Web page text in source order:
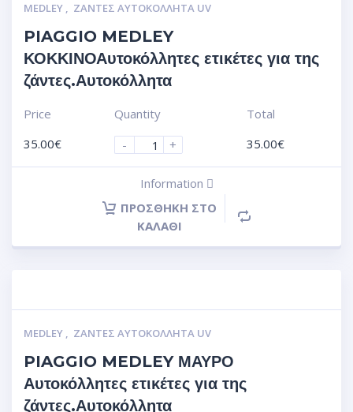
MEDLEY , ΖΆΝΤΕΣ ΑΥΤΟΚΌΛΛΗΤΑ UV
PIAGGIO MEDLEY
ΚΟΚΚΙΝΟΑυτοκόλλητες ετικέτες για της
ζάντες.Αυτοκόλλητα
Price
35.00€
Quantity
-
+
Total
35.00€
Information
ΠΡΟΣΘΉΚΗ ΣΤΟ
ΚΑΛΆΘΙ
MEDLEY , ΖΆΝΤΕΣ ΑΥΤΟΚΌΛΛΗΤΑ UV
PIAGGIO MEDLEY ΜΑΥΡΟ
Αυτοκόλλητες ετικέτες για της
ζάντες.Αυτοκόλλητα